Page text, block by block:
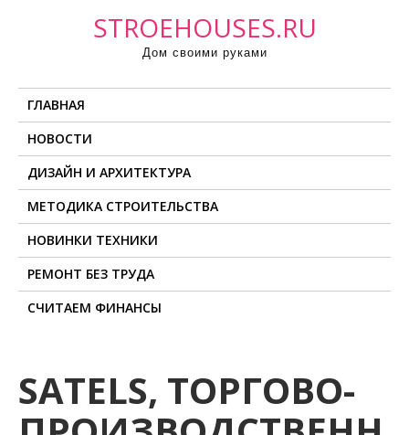
STROEHOUSES.RU
Дом своими руками
ГЛАВНАЯ
НОВОСТИ
ДИЗАЙН И АРХИТЕКТУРА
МЕТОДИКА СТРОИТЕЛЬСТВА
НОВИНКИ ТЕХНИКИ
РЕМОНТ БЕЗ ТРУДА
СЧИТАЕМ ФИНАНСЫ
SATELS, ТОРГОВО-